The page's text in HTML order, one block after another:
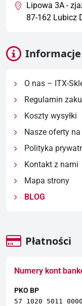
Lipowa 3A -
87-162 Lubicz
Informacje
O nas – ITX-
Regulamin
Koszty wysyłki
Nasze oferty
Polityka
Kontakt z nami
Mapa strony
BLOG
Płatności
Numery kont
PKO BP
57 1020 5011